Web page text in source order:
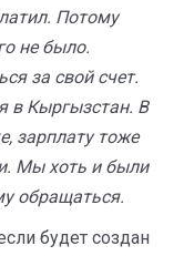
Потому
не было.
за свой счет.
в Кыргызстан. В
зарплату тоже
Мы хоть и были
обращаться.
будет создан